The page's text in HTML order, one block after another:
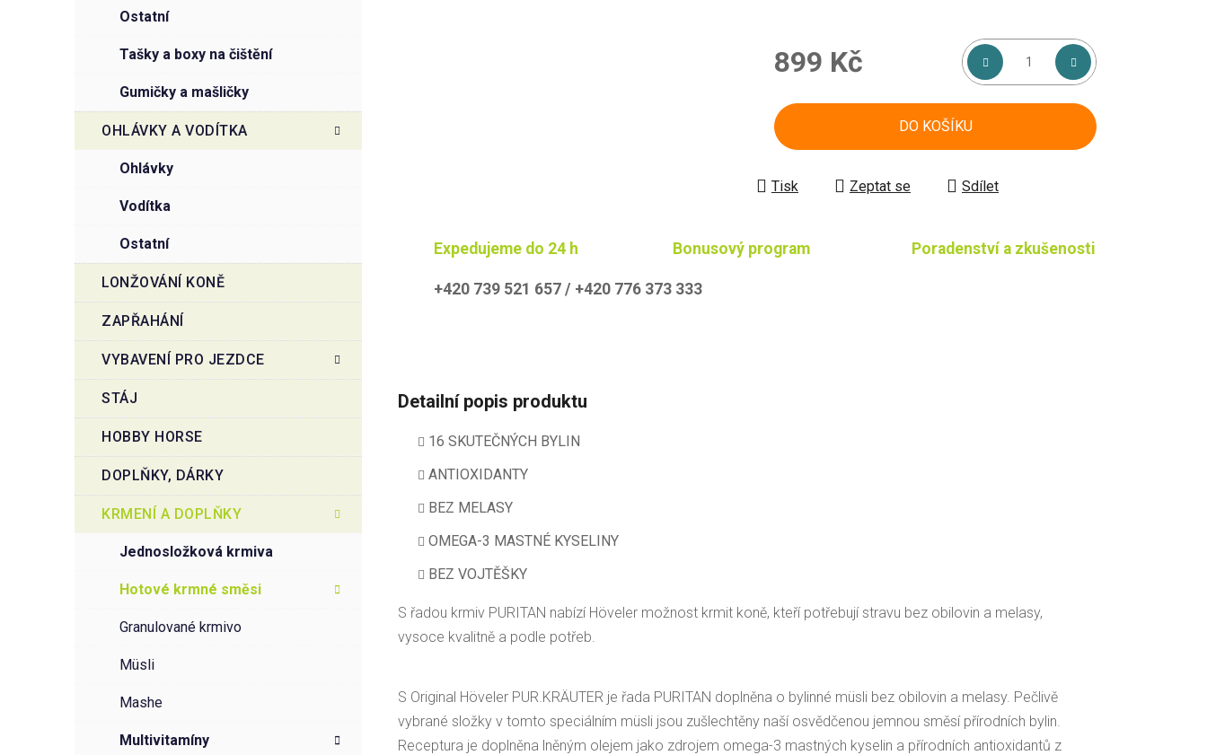
ostatní
tašky a boxy na čištění
gumičky a mašličky
OHLÁVKY A VODÍTKA
ohlávky
vodítka
ostatní
LONŽOVÁNÍ KONĚ
ZAPŘAHÁNÍ
VYBAVENÍ PRO JEZDCE
STÁJ
HOBBY HORSE
DOPLŇKY, DÁRKY
KRMENÍ A DOPLŇKY
jednosložková krmiva
hotové krmné směsi
granulované krmivo
müsli
mashe
multivitamíny
899 Kč
DO KOŠÍKU
Tisk Zeptat se Sdílet
Expedujeme do 24 h Bonusový program Poradenství a zkušenosti
+420 739 521 657 / +420 776 373 333
Detailní popis produktu
16 SKUTEČNÝCH BYLIN
ANTIOXIDANTY
BEZ MELASY
OMEGA-3 MASTNÉ KYSELINY
BEZ VOJTĚŠKY
S řadou krmiv PURITAN nabízí Höveler možnost krmit koně, kteří potřebují stravu bez obilovin a melasy,
vysoce kvalitně a podle potřeb.
S Original Höveler PUR.KRÄUTER je řada PURITAN doplněna o bylinné müsli bez obilovin a melasy. Pečlivě
vybrané složky v tomto speciálním müsli jsou zušlechtěny naší osvědčenou jemnou směsí přírodních bylin.
Receptura je doplněna lněným olejem jako zdrojem omega-3 mastných kyselin a přírodních antioxidantů z